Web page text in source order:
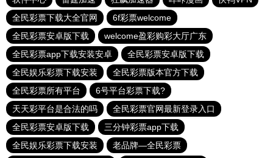
全民彩票下载大全官网
6f彩票welcome
全民彩票安卓版下载
welcome盈彩购彩大厅广东
全民彩票app下载安装安卓
全民彩票安卓版下载
全民娱乐彩票下载安装
全民彩票版本官方下载
全民彩票所有平台
6号平台彩票下载?
天天彩平台是合法的吗
全民彩票官网最新登录入口
全民彩票安卓版下载
三分钟彩票app下载
全民娱乐彩票下载安装
老品牌—全民彩票